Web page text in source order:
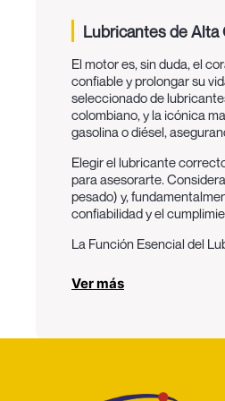
Lubricantes de Alta
El motor es, sin duda, el
confiable y prolongar su
seleccionado de
colombiano, y la icónica
gasolina odiésel,
Elegir el lubricante
para asesorarte.
pesado) y,
confiabilidad y el
La Función Esencial del
El lubricante de motor
del motor:
cigüeñal y árboles
absorbiendo y
Ver más